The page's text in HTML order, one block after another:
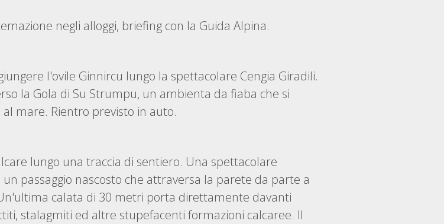
negli alloggi, briefing con la Guida Alpina.
l'ovile Ginnircu lungo la spettacolare Cengia Giradili.
la Gola di Su Strumpu, un ambienta da fiaba che si
mare. Rientro previsto in auto.
lungo una traccia di sentiero. Una spettacolare
passaggio nascosto che attraversa la parete da parte a
calata di 30 metri porta direttamente davanti
stalagmiti ed altre stupefacenti formazioni calcaree. Il